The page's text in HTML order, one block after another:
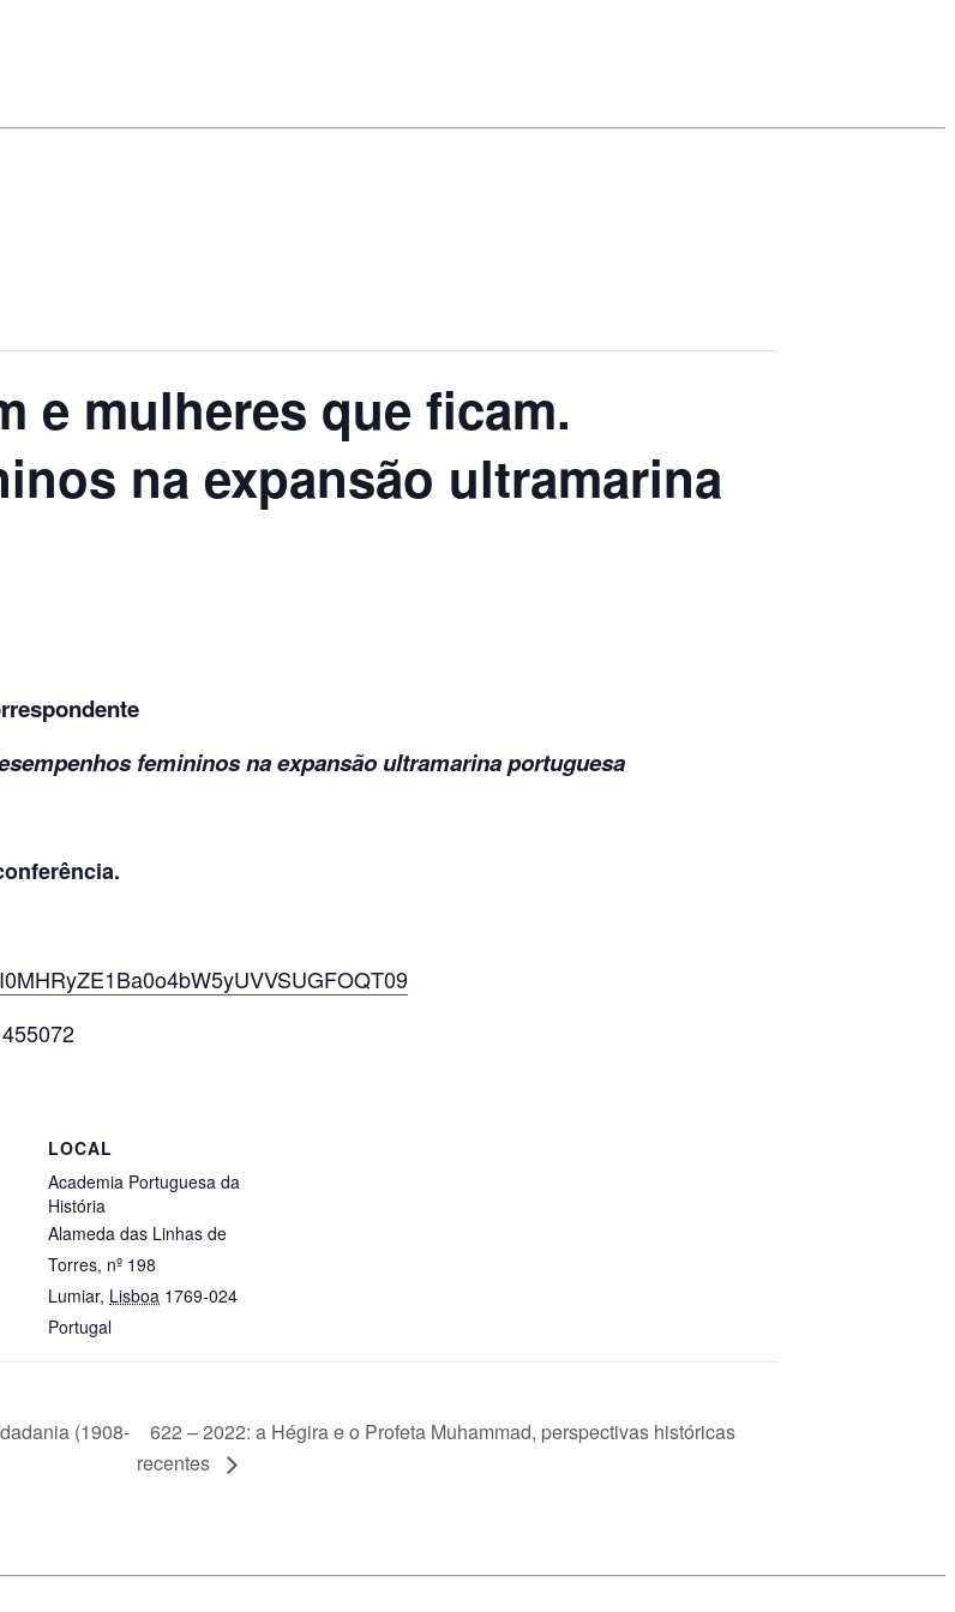
e mulheres que ficam.
na expansão ultramarina
femininos na expansão ultramarina portuguesa
LOCAL
Academia Portuguesa da
História
Alameda das Linhas de
Torres, nº 198
Lumiar, Lisboa 1769-024
Portugal
(1908-
622 – 2022: a Hégira e o Profeta Muhammad, perspectivas históricas
recentes